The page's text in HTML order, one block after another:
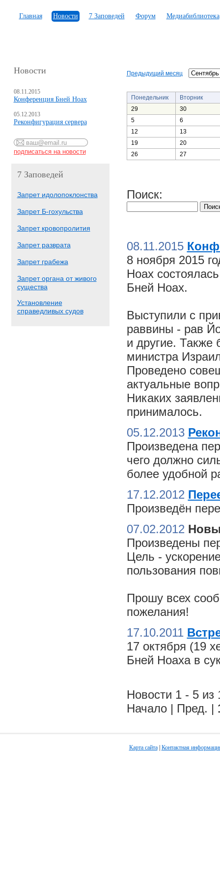
Главная Новости 7 Заповедей Форум Медиабиблиотека
Новости
08.11.2015
Конференция Бней Ноах
05.12.2013
Реконфигурация сервера
7 Заповедей
Запрет идолопоклонства
Запрет Б-гохульства
Запрет кровопролития
Запрет разврата
Запрет грабежа
Запрет органа от живого
существа
Установление
справедливых судов
Предыдущий месяц
Понедельник
Вторник
29
30
5
6
12
13
19
20
26
27
Поиск:
08.11.2015
8 ноября 2015
Ноах
Бней Ноах.
Выступили с
раввины - рав
и другие. Также
министра
Проведено
актуальные
Никаких
принималось.
05.12.2013
Произведена
чего должно
более удобной
17.12.2012
Произведён
07.02.2012
Произведены
Цель -
пользования
Прошу всех
пожелания!
17.10.2011
17 октября (19
Бней Ноаха в
Новости 1 - 5 из
Начало | Пред. |
Карта сайта| Контактная